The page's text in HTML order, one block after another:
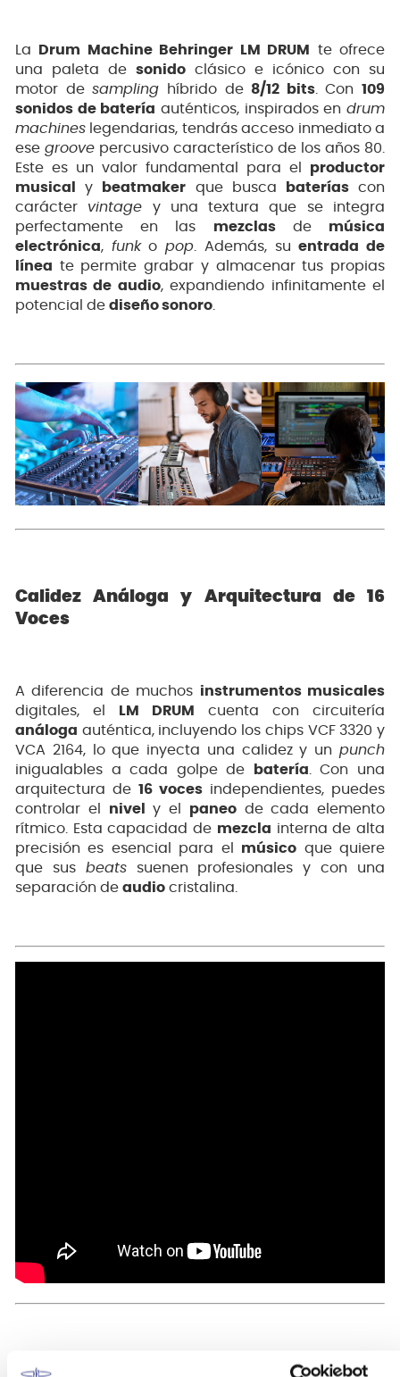
La Drum Machine Behringer LM DRUM
te ofrece
una paleta de sonido clásico e icónico con su
motor desampling híbrido de 8/12 bits. Con 109
sonidos de batería auténticos, inspirados endrum
machines legendarias, tendrás acceso inmediato a
ese groove percusivo característico de los años 80.
Este es un valor fundamental para el productor
musical
y beatmaker que busca bateríascon
carácter vintage y una textura que se integra
perfectamente en las mezclasde música
electrónica, funkopop. Además, suentrada de
línea te permite grabar y almacenar tus propias
muestras de audio, expandiendo infinitamente el
potencial de diseño sonoro.
Calidez Análoga y Arquitectura de 16
Voces
A diferencia de muchos instrumentos musicales
digitales, el
LM DRUM
cuenta con circuitería
análoga auténtica, incluyendo los chips VCF 3320 y
VCA 2164, lo que inyecta una calidez y un punch
inigualables a cada golpe de
batería . Con una
arquitectura de 16 voces independientes, puedes
controlar el nivel y el paneode cada elemento
rítmico. Esta capacidad de mezcla interna de alta
precisión es esencial para el músico que quiere
que sus beatssuenen profesionales y con una
separación de audio cristalina.
Secuenciación Avanzada y Control Táctil